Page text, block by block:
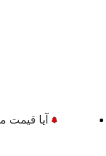
آیا قیمت